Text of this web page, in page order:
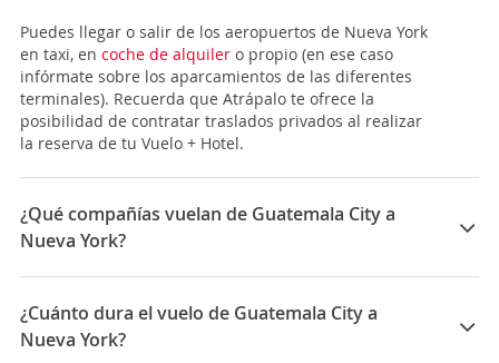
Puedes llegar o salir de los aeropuertos de Nueva York
en taxi, en coche de alquiler o propio (en ese caso
infórmate sobre los aparcamientos de las diferentes
terminales). Recuerda que Atrápalo te ofrece la
posibilidad de contratar traslados privados al realizar
la reserva de tu Vuelo + Hotel.
¿Qué compañías vuelan de Guatemala City a
Nueva York?
Las compañías que vuelan de Guatemala City a Nueva
York son: American Airlines
¿Cuánto dura el vuelo de Guatemala City a
Nueva York?